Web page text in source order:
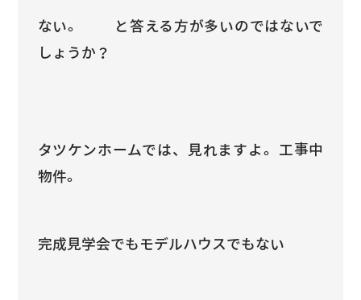
ない。 と答える方が多いのではないで
しょうか？
タツケンホームでは、見れますよ。工事中
物件。
完成見学会でもモデルハウスでもない